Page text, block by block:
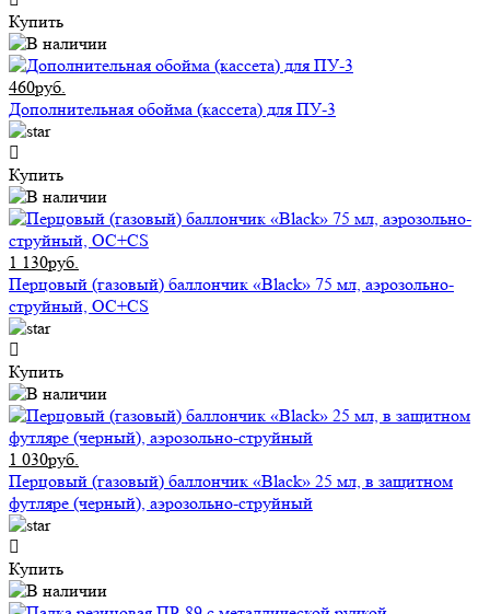
Купить
460руб.
Дополнительная обойма (кассета) для ПУ-3
Купить
1 130руб.
Перцовый (газовый) баллончик «Black» 75 мл, аэрозольно-
струйный, ОC+CS
Купить
1 030руб.
Перцовый (газовый) баллончик «Black» 25 мл, в защитном
футляре (черный), аэрозольно-струйный
Купить